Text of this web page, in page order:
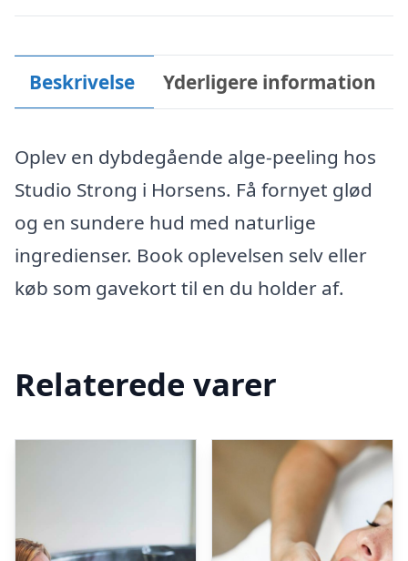
Beskrivelse Yderligere information
Oplev en dybdegående alge-peeling hos
Studio Strong i Horsens. Få fornyet glød
og en sundere hud med naturlige
ingredienser. Book oplevelsen selv eller
køb som gavekort til en du holder af.
Relaterede varer